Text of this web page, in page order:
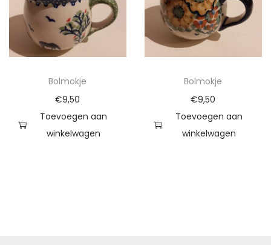
Bolmokje
€9,50
Toevoegen aan
winkelwagen
Bolmokje
€9,50
Toevoegen aan
winkelwagen